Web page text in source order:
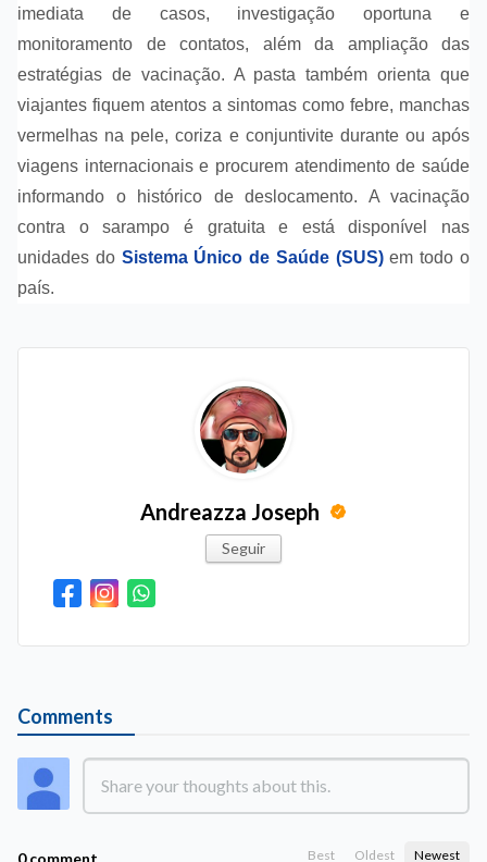
imediata de casos, investigação oportuna e
monitoramento de contatos, além da ampliação das
estratégias de vacinação. A pasta também orienta que
viajantes fiquem atentos a sintomas como febre, manchas
vermelhas na pele, coriza e conjuntivite durante ou após
viagens internacionais e procurem atendimento de saúde
informando o histórico de deslocamento. A vacinação
contra o sarampo é gratuita e está disponível nas
unidades do Sistema Único de Saúde (SUS)em todo o
país.
Andreazza Joseph
Seguir
Comments
0 comment Best Oldest Newest